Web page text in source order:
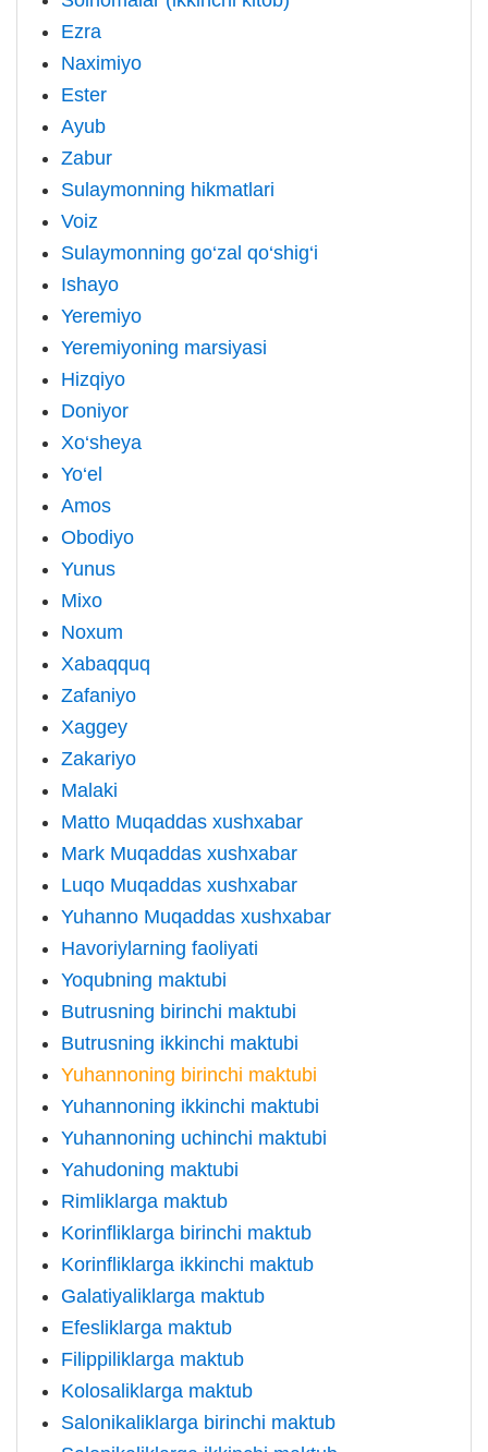
Ezra
Naximiyo
Ester
Ayub
Zabur
Sulaymonning hikmatlari
Voiz
Sulaymonning go‘zal qo‘shig‘i
Ishayo
Yeremiyo
Yeremiyoning marsiyasi
Hizqiyo
Doniyor
Xo‘sheya
Yo‘el
Amos
Obodiyo
Yunus
Mixo
Noxum
Xabaqquq
Zafaniyo
Xaggey
Zakariyo
Malaki
Matto Muqaddas xushxabar
Mark Muqaddas xushxabar
Luqo Muqaddas xushxabar
Yuhanno Muqaddas xushxabar
Havoriylarning faoliyati
Yoqubning maktubi
Butrusning birinchi maktubi
Butrusning ikkinchi maktubi
Yuhannoning birinchi maktubi
Yuhannoning ikkinchi maktubi
Yuhannoning uchinchi maktubi
Yahudoning maktubi
Rimliklarga maktub
Korinfliklarga birinchi maktub
Korinfliklarga ikkinchi maktub
Galatiyaliklarga maktub
Efesliklarga maktub
Filippiliklarga maktub
Kolosaliklarga maktub
Salonikaliklarga birinchi maktub